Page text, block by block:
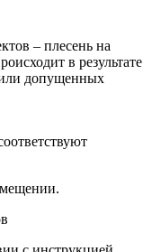
– плесень на
в результате
допущенных